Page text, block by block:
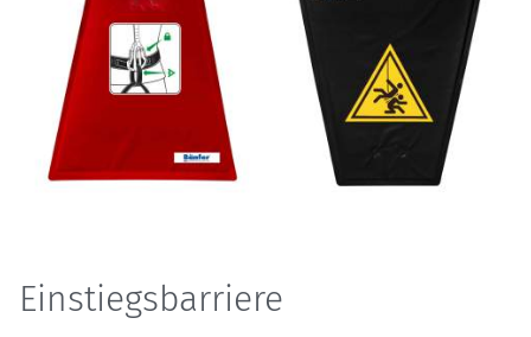
Einstiegsbarriere